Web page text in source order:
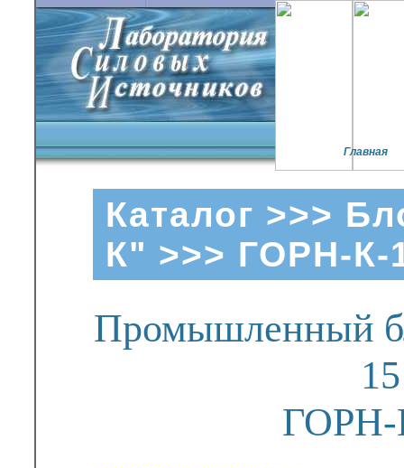
Главная
Каталог >>>
К" >>> ГОРН-К-
Промышленный
ГОРН-